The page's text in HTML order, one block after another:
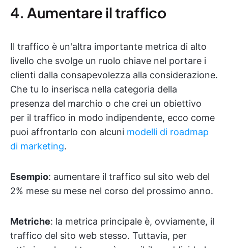
4. Aumentare il traffico
Il traffico è un'altra importante metrica di alto
livello che svolge un ruolo chiave nel portare i
clienti dalla consapevolezza alla considerazione.
Che tu lo inserisca nella categoria della
presenza del marchio o che crei un obiettivo
per il traffico in modo indipendente, ecco come
puoi affrontarlo con alcuni modelli di roadmap
di marketing.
Esempio: aumentare il traffico sul sito web del
2% mese su mese nel corso del prossimo anno.
Metriche: la metrica principale è, ovviamente, il
traffico del sito web stesso. Tuttavia, per